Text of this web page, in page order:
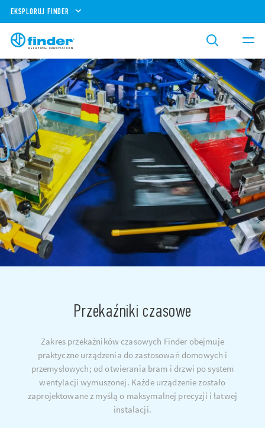
EKSPLORUJ FINDER
Przekaźniki czasowe
Zakres przekaźników czasowych Finder obejmuje
praktyczne urządzenia do zastosowań domowych i
przemysłowych; od otwierania bram i drzwi po system
wentylacji wymuszonej. Każde urządzenie zostało
zaprojektowane z myślą o maksymalnej precyzji i łatwej
instalacji.